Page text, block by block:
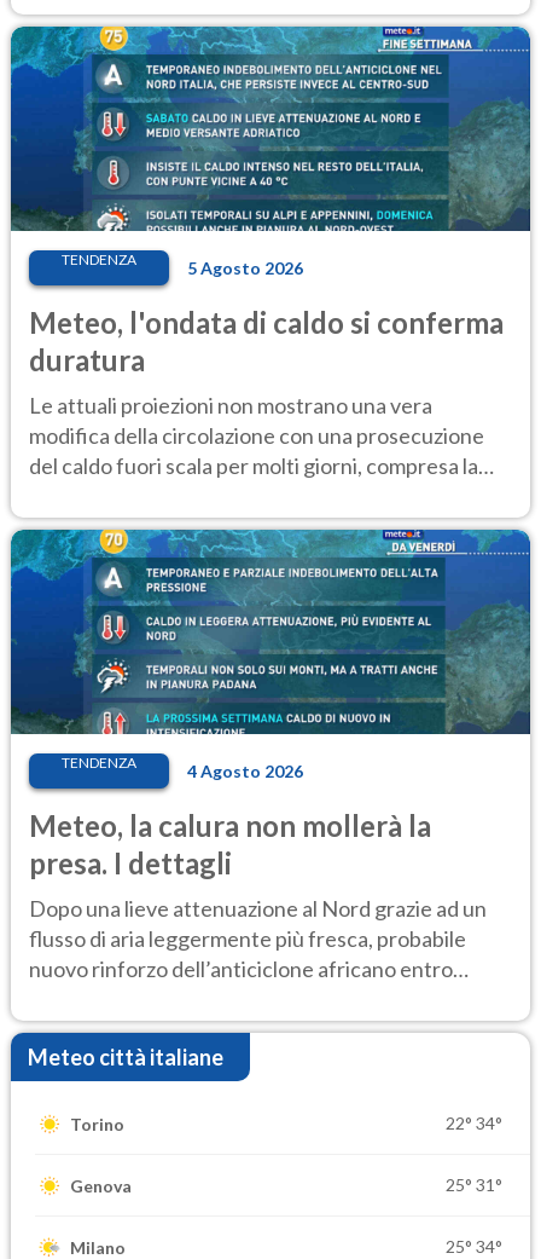
TENDENZA 5 Agosto 2026
Meteo, l'ondata di caldo si conferma
duratura
Le attuali proiezioni non mostrano una vera
modifica della circolazione con una prosecuzione
del caldo fuori scala per molti giorni, compresa la
TENDENZA 4 Agosto 2026
Meteo, la calura non mollerà la
presa. I dettagli
Dopo una lieve attenuazione al Nord grazie ad un
flusso di aria leggermente più fresca, probabile
nuovo rinforzo dell’anticiclone africano entro
Meteo città italiane
Torino 22° 34°
Genova 25° 31°
Milano 25° 34°